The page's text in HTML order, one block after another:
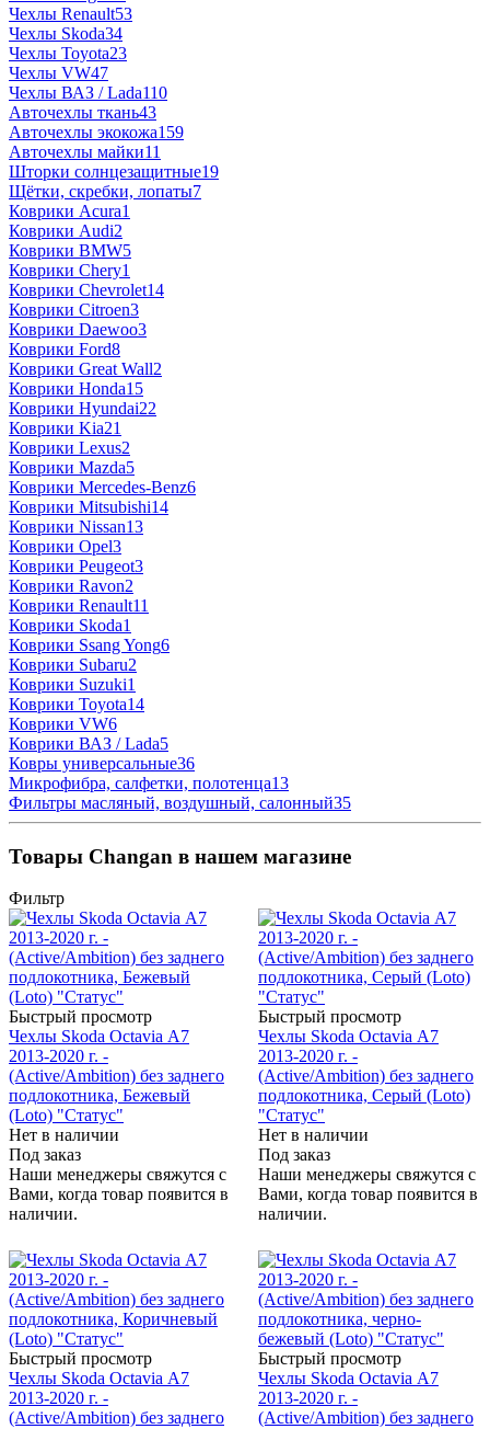
Чехлы Renault53
Чехлы Skoda34
Чехлы Toyota23
Чехлы VW47
Чехлы ВАЗ / Lada110
Авточехлы ткань43
Авточехлы экокожа159
Авточехлы майки11
Шторки солнцезащитные19
Щётки, скребки, лопаты7
Коврики Acura1
Коврики Audi2
Коврики BMW5
Коврики Chery1
Коврики Chevrolet14
Коврики Citroen3
Коврики Daewoo3
Коврики Ford8
Коврики Great Wall2
Коврики Honda15
Коврики Hyundai22
Коврики Kia21
Коврики Lexus2
Коврики Mazda5
Коврики Mercedes-Benz6
Коврики Mitsubishi14
Коврики Nissan13
Коврики Opel3
Коврики Peugeot3
Коврики Ravon2
Коврики Renault11
Коврики Skoda1
Коврики Ssang Yong6
Коврики Subaru2
Коврики Suzuki1
Коврики Toyota14
Коврики VW6
Коврики ВАЗ / Lada5
Ковры универсальные36
Микрофибра, салфетки, полотенца13
Фильтры масляный, воздушный, салонный35
Товары Changan в нашем магазине
Фильтр
Быстрый просмотр
Чехлы Skoda Octavia А7
2013-2020 г. -
(Active/Ambition) без заднего
подлокотника, Бежевый
(Loto) "Статус"
Нет в наличии
Под заказ
Наши менеджеры свяжутся с
Вами, когда товар появится в
наличии.
Быстрый просмотр
Чехлы Skoda Octavia А7
2013-2020 г. -
(Active/Ambition) без заднего
подлокотника, Серый (Loto)
"Статус"
Нет в наличии
Под заказ
Наши менеджеры свяжутся с
Вами, когда товар появится в
наличии.
Быстрый просмотр
Чехлы Skoda Octavia А7
2013-2020 г. -
(Active/Ambition) без заднего
Быстрый просмотр
Чехлы Skoda Octavia А7
2013-2020 г. -
(Active/Ambition) без заднего